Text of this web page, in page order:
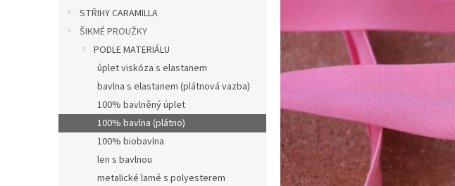
STŘIHY CARAMILLA
ŠIKMÉ PROUŽKY
PODLE MATERIÁLU
úplet viskóza s elastanem
bavlna s elastanem (plátnová vazba)
100% bavlněný úplet
100% bavlna (plátno)
100% biobavlna
len s bavlnou
metalické lamé s polyesterem